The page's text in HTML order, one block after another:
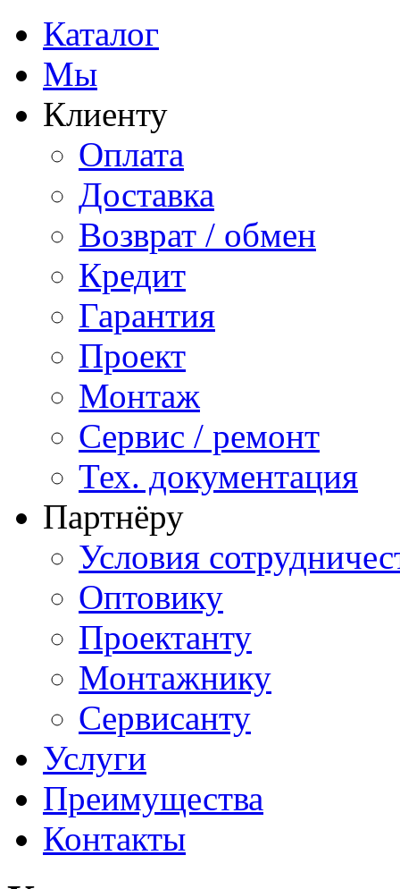
Каталог
Мы
Клиенту
Оплата
Доставка
Возврат / обмен
Кредит
Гарантия
Проект
Монтаж
Сервис / ремонт
Тех. документация
Партнёру
Условия
Оптовику
Проектанту
Монтажнику
Сервисанту
Услуги
Преимущества
Контакты